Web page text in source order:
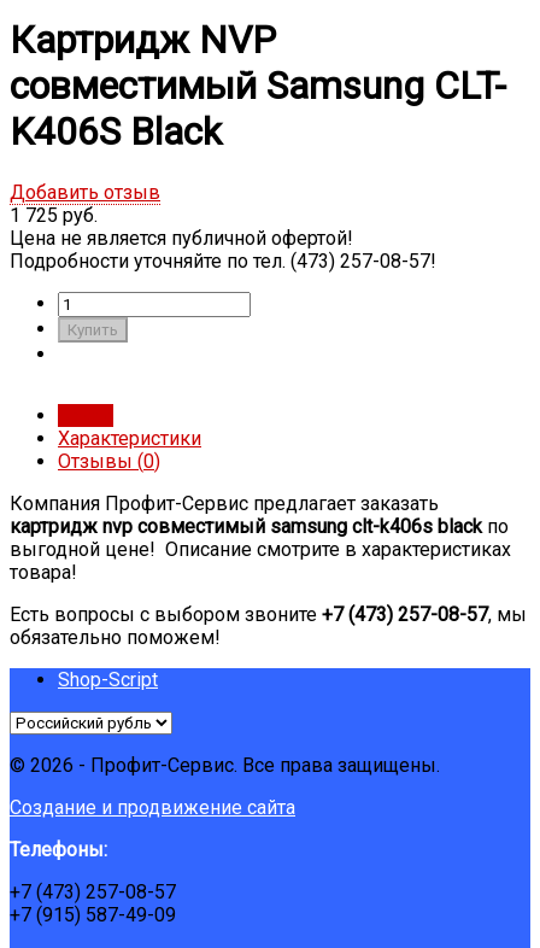
Картридж NVP
совместимый Samsung CLT-
K406S Black
Добавить отзыв
1 725 руб.
Цена не является публичной офертой!
Подробности уточняйте по тел. (473) 257-08-57!
Характеристики
Отзывы (0)
Компания Профит-Сервис предлагает заказать
картридж nvp совместимый samsung clt-k406s blackпо
выгодной цене! Описание смотрите в характеристиках
товара!
Есть вопросы с выбором звоните +7 (473) 257-08-57, мы
обязательно поможем!
Shop-Script
© 2026 - Профит-Сервис. Все права защищены.
Создание и продвижение сайта
Телефоны:
+7 (473) 257-08-57
+7 (915) 587-49-09